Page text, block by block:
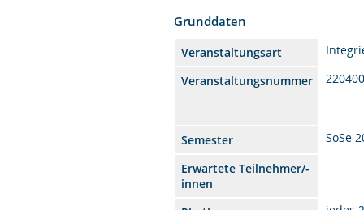
Grunddaten
Veranstaltungsart
Veranstaltungsnummer
Semester
SoSe
Erwartete Teilnehmer/-
innen